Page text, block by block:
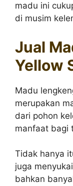
madu ini
di musim
Jual
Yellow
Madu
merupakan
dari pohon
manfaat bagi
Tidak hanya
juga
bahkan